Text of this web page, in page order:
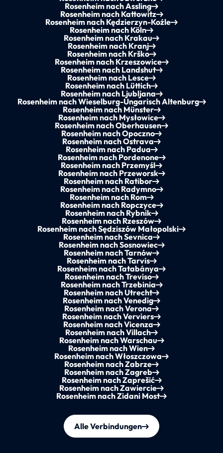
Rosenheim nach Assling
Rosenheim nach Kattowitz
Rosenheim nach Kędzierzyn-Koźle
Rosenheim nach Köln
Rosenheim nach Krakau
Rosenheim nach Kranj
Rosenheim nach Krško
Rosenheim nach Krzeszowice
Rosenheim nach Landshut
Rosenheim nach Lesce
Rosenheim nach Lüttich
Rosenheim nach Ljubljana
Rosenheim nach Wieselburg-Ungarisch Altenburg
Rosenheim nach Münster
Rosenheim nach Mysłowice
Rosenheim nach Oberhausen
Rosenheim nach Opoczno
Rosenheim nach Ostrava
Rosenheim nach Padua
Rosenheim nach Pordenone
Rosenheim nach Przemyśl
Rosenheim nach Przeworsk
Rosenheim nach Ratibor
Rosenheim nach Radymno
Rosenheim nach Rom
Rosenheim nach Ropczyce
Rosenheim nach Rybnik
Rosenheim nach Rzeszów
Rosenheim nach Sędziszów Małopolski
Rosenheim nach Sevnica
Rosenheim nach Sosnowiec
Rosenheim nach Tarnów
Rosenheim nach Tarvis
Rosenheim nach Tatabánya
Rosenheim nach Treviso
Rosenheim nach Trzebinia
Rosenheim nach Utrecht
Rosenheim nach Venedig
Rosenheim nach Verona
Rosenheim nach Verviers
Rosenheim nach Vicenza
Rosenheim nach Villach
Rosenheim nach Warschau
Rosenheim nach Wien
Rosenheim nach Włoszczowa
Rosenheim nach Zabrze
Rosenheim nach Zagreb
Rosenheim nach Zaprešić
Rosenheim nach Zawiercie
Rosenheim nach Zidani Most
Alle Verbindungen